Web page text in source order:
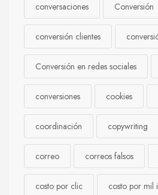
conversaciones Conversión
conversión clientes
Conversión en redes sociales
conversiones cookies
coordinación copywriting
correo correos falsos
costo por clic costo por mil